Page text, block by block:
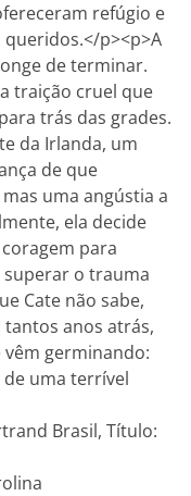
refúgio e
p><p>A
de terminar.
traição cruel que
trás das grades.
da Irlanda, um
de que
uma angústia a
ela decide
para
o trauma
Cate não sabe,
anos atrás,
germinando:
uma terrível
Brasil, Título: